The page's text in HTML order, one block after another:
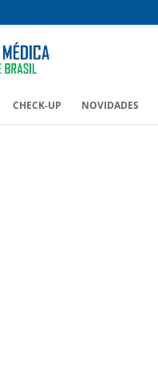
CHECK-UP NOVIDADES